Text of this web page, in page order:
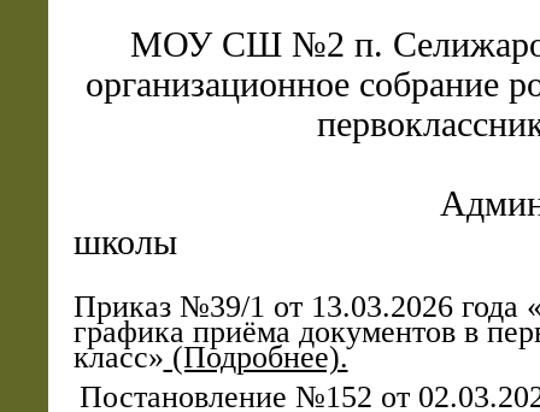
МОУ СШ №2 п.
организационное собрание
школы
Приказ №39/1 от 13.03.2026 года
графика приёма документов в
класс» (Подробнее).
Постановление №152 от